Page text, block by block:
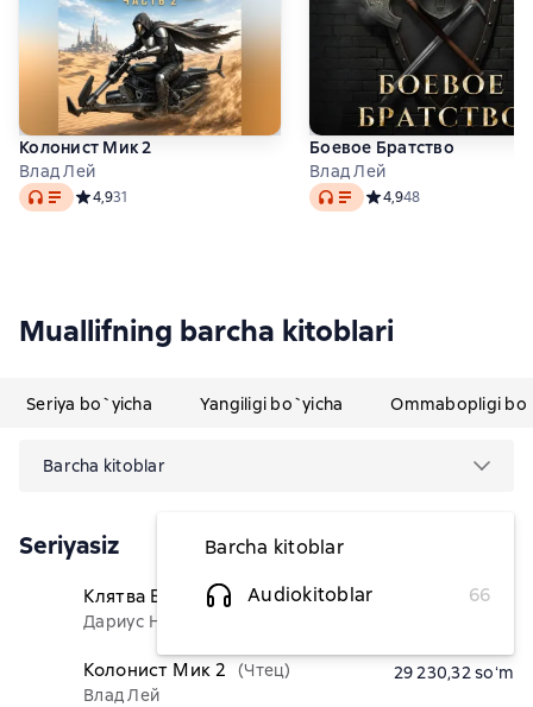
Колонист Мик 2
Влад Лей
Audio Средний рейтинг 4,9 на основе 31 оценок
4,931
Боевое Братство
Влад Лей
Audio Средний рейтинг 4,9
4,948
Muallifning barcha kitoblari
Seriya bo`yicha Yangiligi bo`yicha Ommabopligi
Barcha kitoblar
Barcha kitoblar
Audiokitoblar
66
Seriyasiz
Клятва Бездны
(Чтец)
Дариус Некрос
29 230,32 soʻm
Колонист Мик 2
(Чтец)
Влад Лей
29 230,32 soʻm